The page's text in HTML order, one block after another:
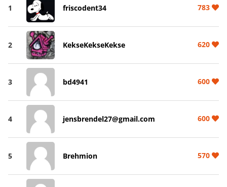
1 friscodent34 783
2 KekseKekseKekse 620
3 bd4941 600
4 jensbrendel27@gmail.com 600
5 Brehmion 570